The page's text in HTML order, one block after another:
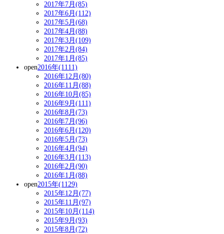
2017年7月(85)
2017年6月(112)
2017年5月(68)
2017年4月(88)
2017年3月(109)
2017年2月(84)
2017年1月(85)
open2016年(1111)
2016年12月(80)
2016年11月(88)
2016年10月(85)
2016年9月(111)
2016年8月(73)
2016年7月(96)
2016年6月(120)
2016年5月(73)
2016年4月(94)
2016年3月(113)
2016年2月(90)
2016年1月(88)
open2015年(1129)
2015年12月(77)
2015年11月(97)
2015年10月(114)
2015年9月(93)
2015年8月(72)